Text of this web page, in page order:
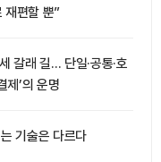
재편할 뿐”
갈래 길… 단일·공통·호
제’의 운명
기술은 다르다